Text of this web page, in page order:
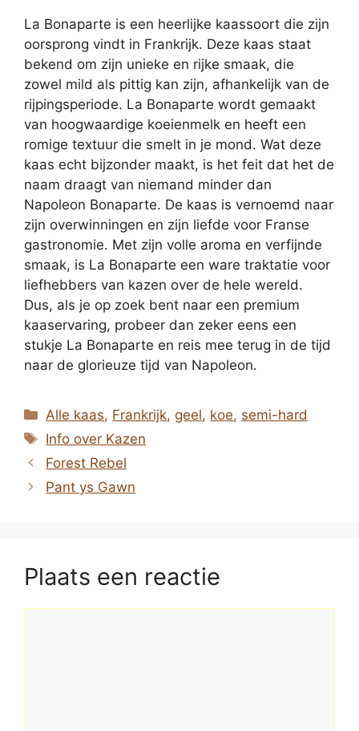
La Bonaparte is een heerlijke kaassoort die zijn
oorsprong vindt in Frankrijk. Deze kaas staat
bekend om zijn unieke en rijke smaak, die
zowel mild als pittig kan zijn, afhankelijk van de
rijpingsperiode. La Bonaparte wordt gemaakt
van hoogwaardige koeienmelk en heeft een
romige textuur die smelt in je mond. Wat deze
kaas echt bijzonder maakt, is het feit dat het de
naam draagt van niemand minder dan
Napoleon Bonaparte. De kaas is vernoemd naar
zijn overwinningen en zijn liefde voor Franse
gastronomie. Met zijn volle aroma en verfijnde
smaak, is La Bonaparte een ware traktatie voor
liefhebbers van kazen over de hele wereld.
Dus, als je op zoek bent naar een premium
kaaservaring, probeer dan zeker eens een
stukje La Bonaparte en reis mee terug in de tijd
naar de glorieuze tijd van Napoleon.
Categorieën
Alle kaas, Frankrijk,geel, koe, semi-hard
Tags
Info over Kazen
Forest Rebel
Pant ys Gawn
Plaats een reactie